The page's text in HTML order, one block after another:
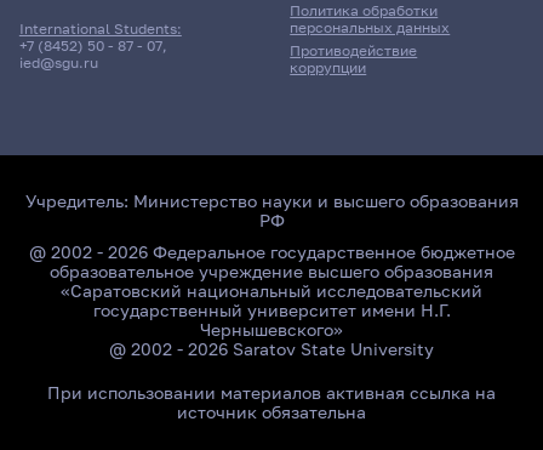
International Students:
+7 (8452) 50 - 87 - 07,
ied@sgu.ru
Политика обработки
персональных данных
Противодействие
коррупции
Учредитель: Министерство науки и высшего образования
РФ
@ 2002 - 2026 Федеральное государственное бюджетное
образовательное учреждение высшего образования
«Саратовский национальный исследовательский
государственный университет имени Н.Г.
Чернышевского»
@ 2002 - 2026 Saratov State University
При использовании материалов активная ссылка на
источник обязательна